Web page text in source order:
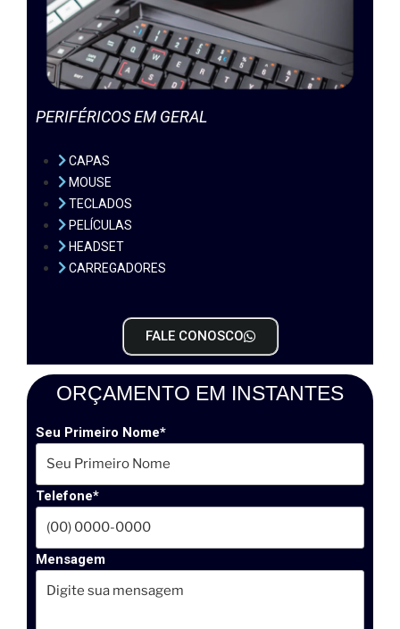
PERIFÉRICOS EM GERAL
CAPAS
MOUSE
TECLADOS
PELÍCULAS
HEADSET
CARREGADORES
FALE CONOSCO
ORÇAMENTO EM INSTANTES
Seu Primeiro Nome*
Telefone*
Mensagem